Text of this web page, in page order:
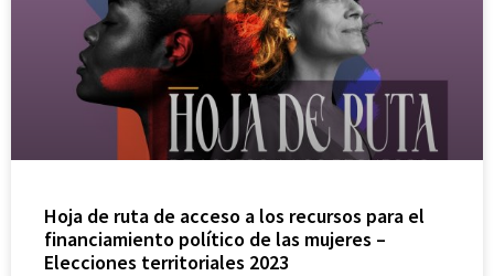
Hoja de ruta de acceso a los recursos para el
financiamiento político de las mujeres –
Elecciones territoriales 2023